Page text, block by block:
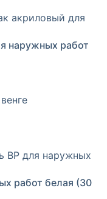
наружных работ
работ белая (30